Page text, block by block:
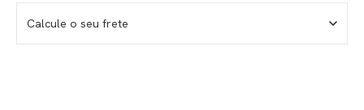
Exterior
Calcule o seu frete